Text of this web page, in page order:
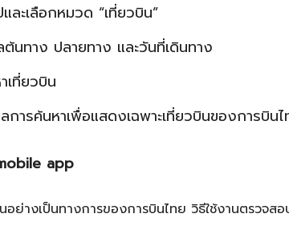
ละเลือกหมวด “เที่ยวบิน”
ต้นทาง ปลายทาง และวันที่เดินทาง
เที่ยวบิน
การค้นหาเพื่อแสดงเฉพาะเที่ยวบินของการบินไ
app
อย่างเป็นทางการของการบินไทย วิธีใช้งานตรวจส